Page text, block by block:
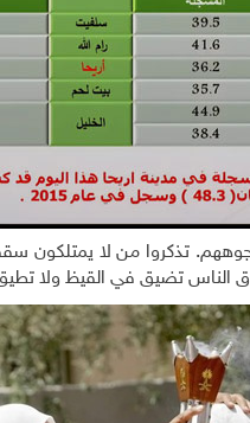
تذكروا من لا يمتلكون
الناس تضيق في القيظ ولا